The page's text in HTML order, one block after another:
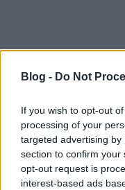
Blog - Do Not
If you wish to opt-out
processing of your
targeted advertising
section to confirm your
opt-out request is
interest-based ads